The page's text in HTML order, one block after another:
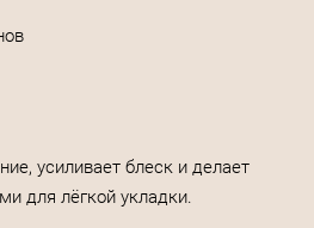
усиливает блеск и делает
для лёгкой укладки.